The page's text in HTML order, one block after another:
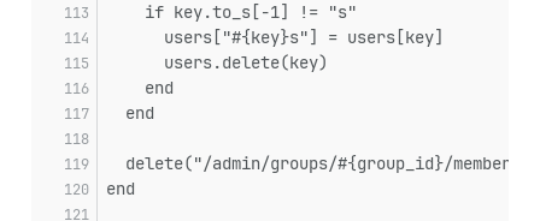
    if key.to_s[-1] != "s"
      users["#{key}s"] = users[key]
      users.delete(key)
    end
  end
delete("/admin/groups/#{group_id}/
end